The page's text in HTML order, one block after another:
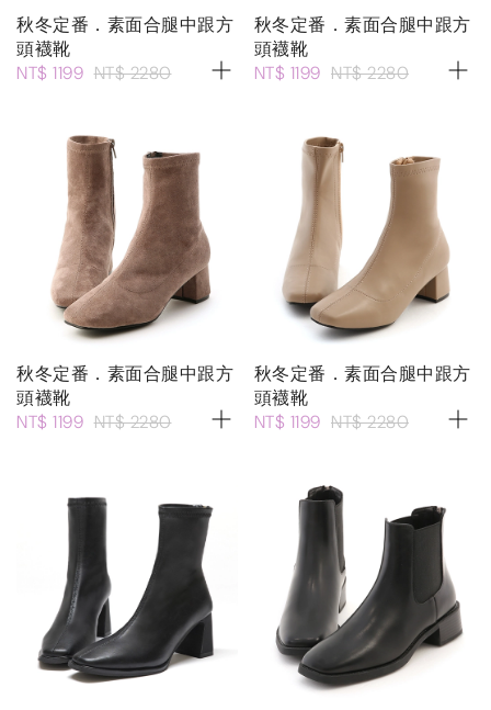
秋冬定番．素面合腿中跟方
頭襪靴
NT$ 1199 NT$ 2280
秋冬定番．素面合腿中跟方
頭襪靴
NT$ 1199 NT$ 2280
秋冬定番．素面合腿中跟方
頭襪靴
NT$ 1199 NT$ 2280
秋冬定番．素面合腿中跟方
頭襪靴
NT$ 1199 NT$ 2280